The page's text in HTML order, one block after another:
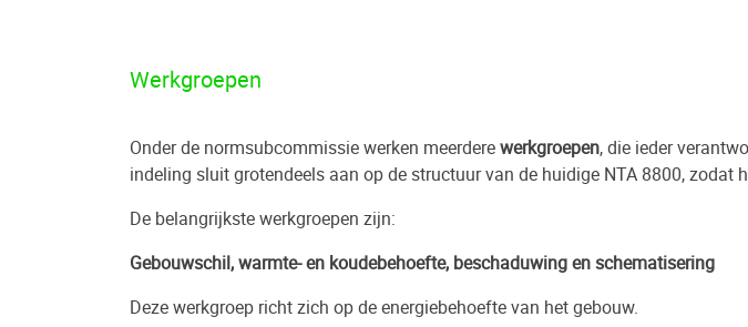
Werkgroepen
Onder de normsubcommissie werken meerderewerkgroepen, die ieder
indeling sluit grotendeels aan op de structuur van de huidige NTA 8800, zodat
De belangrijkste werkgroepen zijn:
Gebouwschil, warmte- en koudebehoefte, beschaduwing en schematisering
Deze werkgroep richt zich op de energiebehoefte van het gebouw.